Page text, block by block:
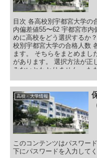
目次 各高校別宇都宮大学の
内偏差値55〜62 宇都宮市
めに高校をどう選択するか
校別宇都宮大学の合格人数
ます。 そちらをまとめまし
があります。 選択方法が正
みないとわかりません。 た
ます。 今回は、あくまで合
ためには、どの高校がベス
度お伝えすると、合格者数
には、
高校・大学情報
このコンテンツはパスワー
下にパスワードを入力して